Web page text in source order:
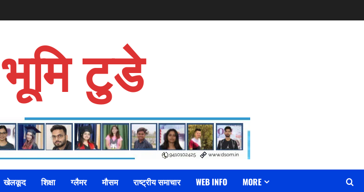
टुडे
खेलकूद शिक्षा ग्लैमर मौसम राष्ट्रीय समाचार WEB INFO MORE